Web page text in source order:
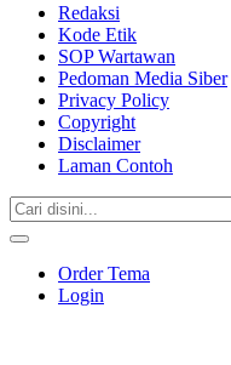
Redaksi
Kode Etik
SOP Wartawan
Pedoman Media Siber
Privacy Policy
Copyright
Disclaimer
Laman Contoh
Order Tema
Login